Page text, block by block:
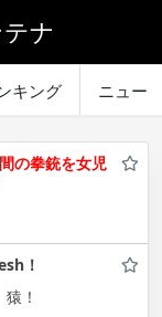
ナ
キング ニュー
の拳銃を女児
！
！